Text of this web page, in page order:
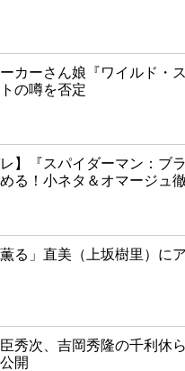
カーさん娘『ワイルド・
の噂を否定
レ】『スパイダーマン：ブ
る！小ネタ＆オマージュ
る」直美（上坂樹里）に
秀次、吉岡秀隆の千利休
開